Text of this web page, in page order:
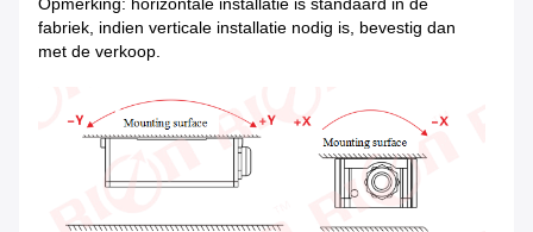
fabriek, indien verticale installatie nodig is, bevestig dan
met de verkoop.